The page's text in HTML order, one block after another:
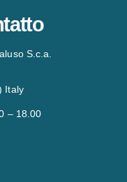
S.c.a.
Italy
– 18.00